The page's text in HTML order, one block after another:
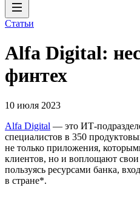
Статьи
Alfa Digital:
финтех
10 июля 2023
Alfa Digital — это ИТ-
специалистов в 350
не только приложения,
клиентов, но и воплощают
пользуясь ресурсами банка,
в стране*.